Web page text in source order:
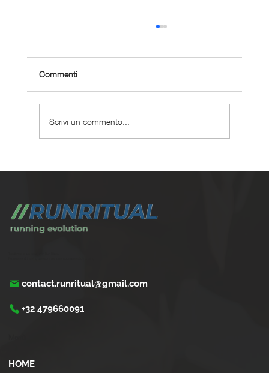
Commenti
Scrivi un commento...
contact.runritual@gmail.com
+32 479660091
HOME